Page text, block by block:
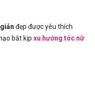
đẹp được yêu thích
bắt kịp xu hướng tóc nữ